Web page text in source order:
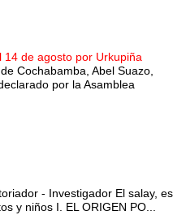
de agosto por Urkupiña
Cochabamba, Abel Suazo,
por la Asamblea
- Investigador El salay, es
y niños I. EL ORIGEN PO...